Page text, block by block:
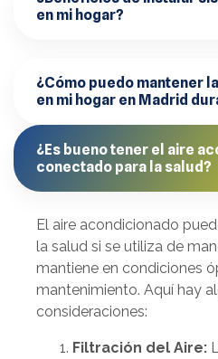
en mi hogar?
¿Cómo puedo mantener
en mi hogar en Madrid
¿Es bueno tener el aire
conectado para la salud?
El aire acondicionado
la salud si se utiliza de
mantiene en condiciones
mantenimiento. Aquí hay
consideraciones:
Filtración del Aire: